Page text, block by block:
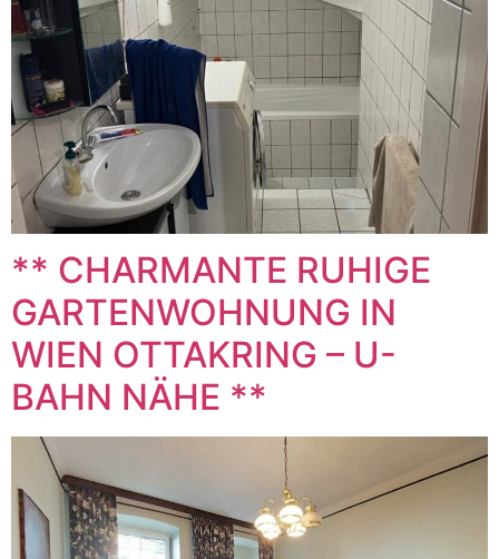
** CHARMANTE RUHIGE
GARTENWOHNUNG IN
WIEN OTTAKRING – U-
BAHN NÄHE **